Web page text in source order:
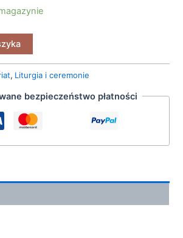
, Liturgia i ceremonie
bezpieczeństwo płatności